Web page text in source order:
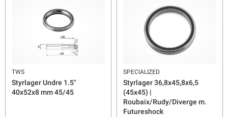
TWS
Styrlager Undre 1.5"
40x52x8 mm 45/45
SPECIALIZED
Styrlager 36,8x45,8x6,5
(45x45) |
Roubaix/Rudy/Diverge m.
Futureshock